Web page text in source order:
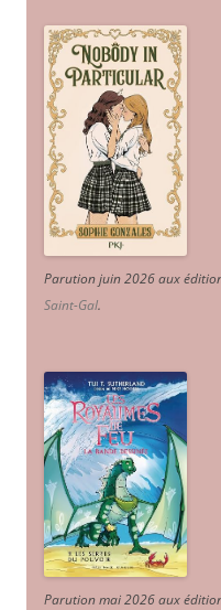
Parution juin 2026 aux
Saint-Gal.
Parution mai 2026 aux